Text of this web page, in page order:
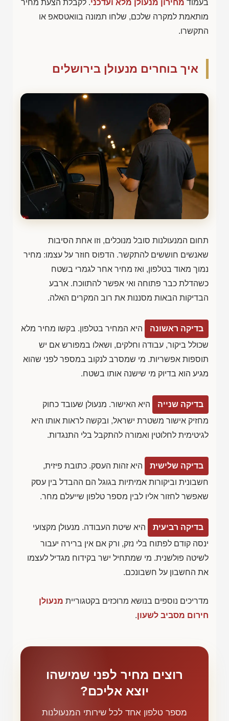
בעמוד מחירון מנעולן מלא ועדכני. לקבלת הצעת מחיר
מותאמת למקרה שלכם, שלחו תמונה בוואטסאפ או
התקשרו.
איך בוחרים מנעולן בירושלים
תחום המנעולנות סובל מנוכלים, וזו אחת הסיבות
שאנשים חוששים להתקשר. הדפוס חוזר על עצמו: מחיר
נמוך מאוד בטלפון, ואז מחיר אחר לגמרי בשטח
כשהדלת כבר פתוחה ואי אפשר להתווכח. ארבע
הבדיקות הבאות מסננות את רוב המקרים האלה.
בדיקה ראשונה
היא המחיר בטלפון. בקשו מחיר מלא
שכולל ביקור, עבודה וחלקים, ושאלו במפורש אם יש
תוספות אפשריות. מי שמסרב לנקוב במספר לפני שהוא
מגיע הוא בדיוק מי שישנה אותו בשטח.
בדיקה שנייה
היא האישור. מנעולן שעובד כחוק
מחזיק אישור משטרת ישראל, ובקשה לראות אותו היא
לגיטימית לחלוטין ואמורה להתקבל בלי התנגדות.
בדיקה שלישית
היא זהות העסק. כתובת פיזית,
חשבונית וביקורות אמיתיות בגוגל הם ההבדל בין עסק
שאפשר לחזור אליו לבין מספר טלפון שייעלם מחר.
בדיקה רביעית
היא שיטת העבודה. מנעולן מקצועי
ינסה קודם לפתוח בלי נזק, ורק אם אין ברירה יעבור
לשיטה פולשנית. מי שמתחיל ישר בקידוח מגדיל לעצמו
את החשבון על חשבונכם.
מדריכים נוספים בנושא מרוכזים בקטגוריית מנעולן
חירום מסביב לשעון.
רוצים מחיר לפני שמישהו
יוצא אליכם?
מספר טלפון אחד לכל שירותי המנעולנות